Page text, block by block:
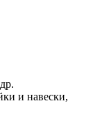
и навески,